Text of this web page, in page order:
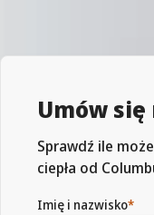
Umów
Sprawdź ile
ciepła od
Imię i nazwisko*